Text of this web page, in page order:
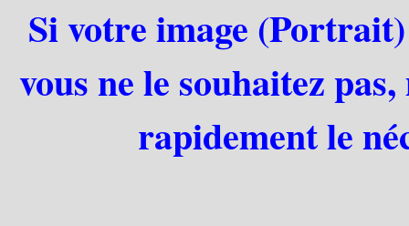
Si votre image
vous ne le souhaitez
rapidement le